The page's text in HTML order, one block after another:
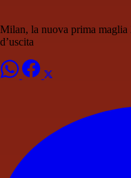
Milan, la nuova prima maglia
d’uscita